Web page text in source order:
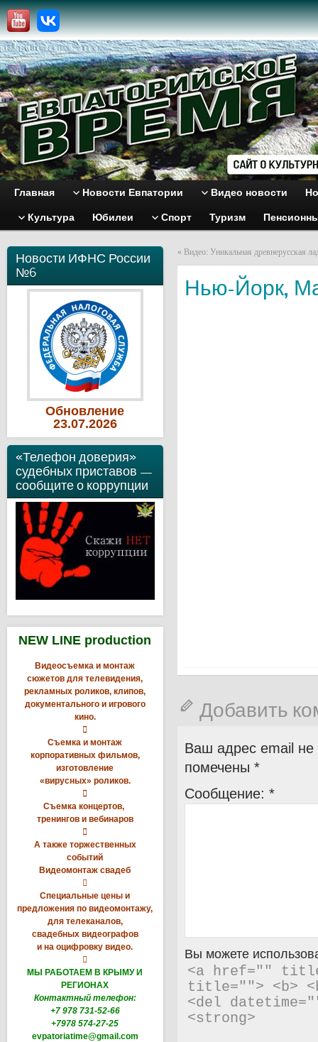
Главная Новости Евпатории Видео новости
Культура Юбилеи Спорт Туризм
Новости ИФНС России
№6
Обновление
23.07.2026
«Телефон доверия»
судебных приставов —
сообщите о коррупции
NEW LINE production
Видеосъемка и монтаж
сюжетов для телевидения,
рекламных роликов, клипов,
документального и игрового
кино.

Съемка и монтаж
корпоративных фильмов,
изготовление
«вирусных» роликов.

Съемка концертов,
тренингов и вебинаров

А также торжественных
событий
Видеомонтаж свадеб

Специальные цены и
предложения по видеомонтажу,
для телеканалов,
свадебных видеографов
и на оцифровку видео.

МЫ РАБОТАЕМ В КРЫМУ И
РЕГИОНАХ
Контактный телефон:
+7 978 731-52-66
+7978 574-27-25
evpatoriatime@gmail.com
« Видео: Уникальная древнерусская
Нью-Йорк,
Добавить
Ваш адрес email не
помечены *
Сообщение: *
Вы можете
<a href=""
title=""> <b>
<del
<strong>